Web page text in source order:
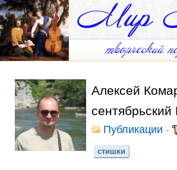
Алексей
Публикации -
стишки